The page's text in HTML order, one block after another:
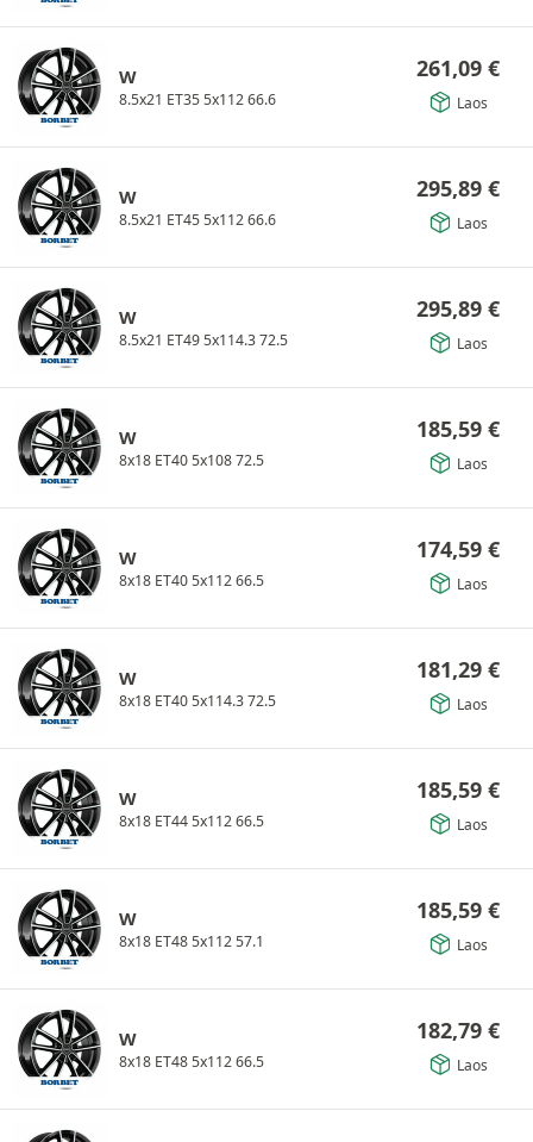
W
8.5x21 ET35 5x112 66.6
261,09 €
Laos
W
8.5x21 ET45 5x112 66.6
295,89 €
Laos
W
8.5x21 ET49 5x114.3 72.5
295,89 €
Laos
W
8x18 ET40 5x108 72.5
185,59 €
Laos
W
8x18 ET40 5x112 66.5
174,59 €
Laos
W
8x18 ET40 5x114.3 72.5
181,29 €
Laos
W
8x18 ET44 5x112 66.5
185,59 €
Laos
W
8x18 ET48 5x112 57.1
185,59 €
Laos
W
8x18 ET48 5x112 66.5
182,79 €
Laos